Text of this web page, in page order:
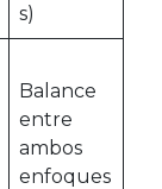
s)
Balance
entre
ambos
enfoques